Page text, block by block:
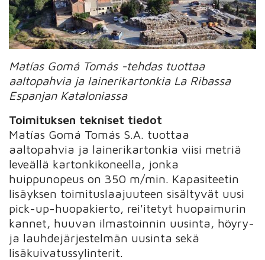
Matías Gomá Tomás -tehdas tuottaa
aaltopahvia ja lainerikartonkia La Ribassa
Espanjan Kataloniassa
Toimituksen tekniset tiedot
Matías Gomá Tomás S.A. tuottaa
aaltopahvia ja lainerikartonkia viisi metriä
leveällä kartonkikoneella, jonka
huippunopeus on 350 m/min. Kapasiteetin
lisäyksen toimituslaajuuteen sisältyvät uusi
pick-up-huopakierto, rei'itetyt huopaimurin
kannet, huuvan ilmastoinnin uusinta, höyry-
ja lauhdejärjestelmän uusinta sekä
lisäkuivatussylinterit.